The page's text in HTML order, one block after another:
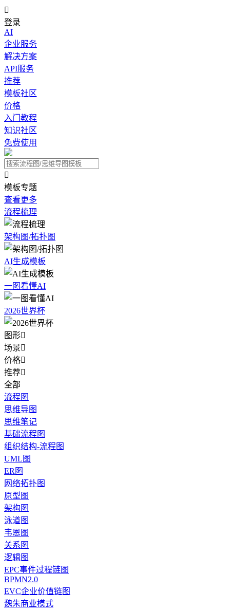

登录
AI
企业服务
解决方案
API服务
推荐
模板社区
价格
入门教程
知识社区
免费使用

模板专题
查看更多
流程梳理
架构图/拓扑图
AI生成模板
一图看懂AI
2026世界杯
图形
场景
价格
推荐
全部
流程图
思维导图
思维笔记
基础流程图
组织结构-流程图
UML图
ER图
网络拓扑图
原型图
架构图
泳道图
韦恩图
关系图
逻辑图
EPC事件过程链图
BPMN2.0
EVC企业价值链图
魏朱商业模式